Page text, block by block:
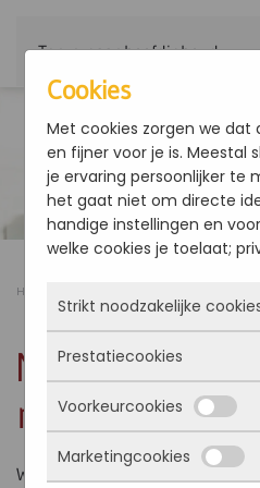
Terug naar hoofdinhoud
Home
MPE -
met ribben
Warmtewisselaar met ribben
Cookies
Met cookies zorgen we dat
en fijner voor je is. Meestal
je ervaring persoonlijker te
het gaat niet om directe
handige instellingen en
welke cookies je toelaat;
Strikt noodzakelijke
Deze cookies zorgen
überhaupt werkt. Ze zijn
kunnen niet worden
ze alleen geplaatst als jij
inloggen, een formulier
Prestatiecookies
Met deze cookies zien
bezocht wordt, waar
komen en welke pagina’s
Voorkeurcookies
Deze cookies onthouden
Marketingcookies